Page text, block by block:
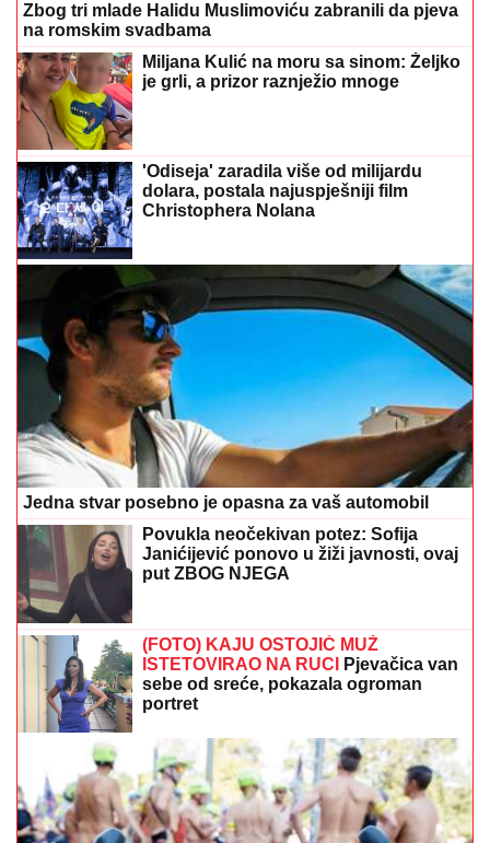
Zbog tri mlade Halidu Muslimoviću zabranili da pjeva
na romskim svadbama
Miljana Kulić na moru sa sinom: Željko
je grli, a prizor raznježio mnoge
'Odiseja' zaradila više od milijardu
dolara, postala najuspješniji film
Christophera Nolana
Jedna stvar posebno je opasna za vaš automobil
Povukla neočekivan potez: Sofija
Janićijević ponovo u žiži javnosti, ovaj
put ZBOG NJEGA
(FOTO) KAJU OSTOJIĆ MUŽ
ISTETOVIRAO NA RUCI
Pjevačica van
sebe od sreće, pokazala ogroman
portret